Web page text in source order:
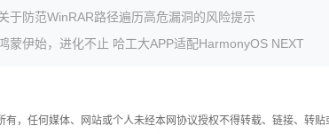
于防范WinRAR路径遍历高危漏洞的风险提示
蒙伊始，进化不止 哈工大APP适配HarmonyOS NEXT
，任何媒体、网站或个人未经本网协议授权不得转载、链接、转贴